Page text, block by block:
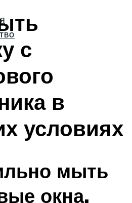
с
в
условиях
мыть
окна,